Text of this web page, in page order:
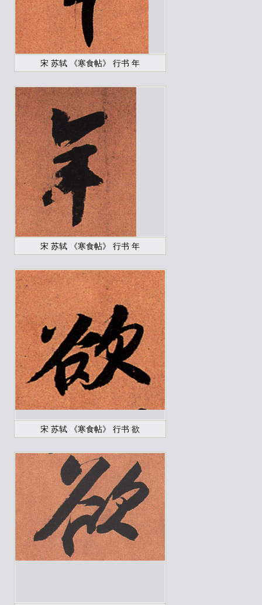
宋 苏轼 《寒食帖》 行书 年
宋 苏轼 《寒食帖》 行书 年
宋 苏轼 《寒食帖》 行书 欲